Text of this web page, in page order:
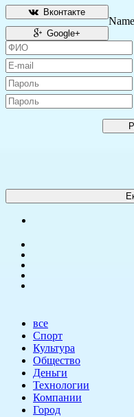
Вконтакте
Google+
Name
все
Спорт
Культура
Общество
Деньги
Технологии
Компании
Город